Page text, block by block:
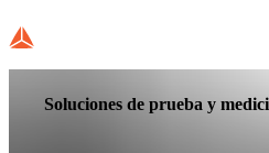
Soluciones de prueba y